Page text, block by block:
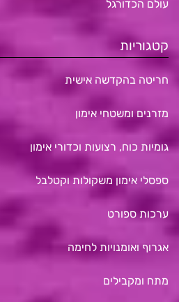
עולם הכדורגל
קטגוריות
חריטה בהקדשה אישית
מזרנים ומשטחי אימון
גומיות כוח, רצועות וכדורי אימון
ספסלי אימון משקולות וקטלבל
ערכות ספורט
אגרוף ואומנויות לחימה
מתח ומקבילים